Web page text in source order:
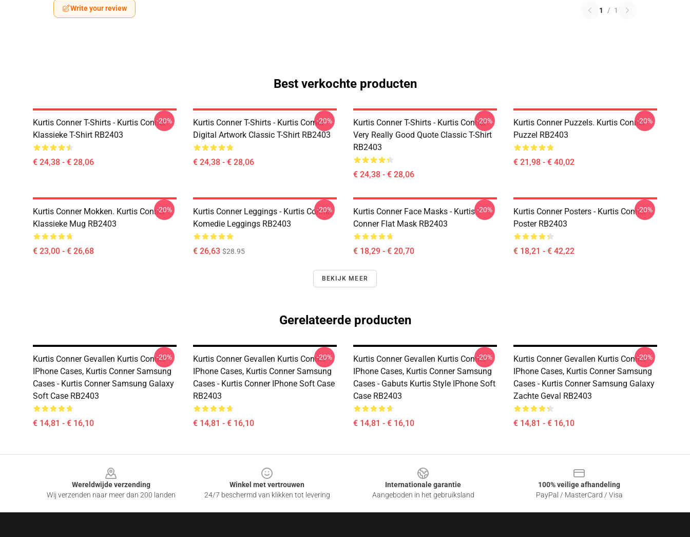
Write your review 1 / 1
Best verkochte producten
Kurtis Conner T-Shirts - Kurtis Conner
Klassieke T-Shirt RB2403
€ 24,38 - € 28,06
-20%
Kurtis Conner T-Shirts - Kurtis Corner
Digital Artwork Classic T-Shirt RB2403
€ 24,38 - € 28,06
-20%
Kurtis Conner T-Shirts - Kurtis Conner
Very Really Good Quote Classic T-Shirt
RB2403
€ 24,38 - € 28,06
-20%
Kurtis Conner Puzzels. Kurtis Conner
Puzzel RB2403
€ 21,98 - € 40,02
-20%
Kurtis Conner Mokken. Kurtis Conner
Klassieke Mug RB2403
€ 23,00 - € 26,68
-20%
Kurtis Conner Leggings - Kurtis Conner
Komedie Leggings RB2403
€ 26,63 $28.95
-20%
Kurtis Conner Face Masks - Kurtis
Conner Flat Mask RB2403
€ 18,29 - € 20,70
-20%
Kurtis Conner Posters - Kurtis Conner
Poster RB2403
€ 18,21 - € 42,22
-20%
BEKIJK MEER
Gerelateerde producten
Kurtis Conner Gevallen Kurtis Conner
IPhone Cases, Kurtis Conner Samsung
Cases - Kurtis Conner Samsung Galaxy
Soft Case RB2403
€ 14,81 - € 16,10
-20%
Kurtis Conner Gevallen Kurtis Conner
IPhone Cases, Kurtis Conner Samsung
Cases - Kurtis Conner IPhone Soft Case
RB2403
€ 14,81 - € 16,10
-20%
Kurtis Conner Gevallen Kurtis Conner
IPhone Cases, Kurtis Conner Samsung
Cases - Gabuts Kurtis Style IPhone Soft
Case RB2403
€ 14,81 - € 16,10
-20%
Kurtis Conner Gevallen Kurtis Conner
IPhone Cases, Kurtis Conner Samsung
Cases - Kurtis Conner Samsung Galaxy
Zachte Geval RB2403
€ 14,81 - € 16,10
-20%
Wereldwijde verzending
Wij verzenden naar meer dan 200 landen
Winkel met vertrouwen
24/7 beschermd van klikken tot levering
Internationale garantie
Aangeboden in het gebruiksland
100% veilige afhandeling
PayPal / MasterCard / Visa